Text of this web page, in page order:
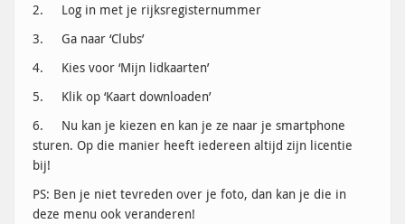
2. Log in met je rijksregisternummer
3. Ga naar ‘Clubs’
4. Kies voor ‘Mijn lidkaarten’
5. Klik op ‘Kaart downloaden’
6. Nu kan je kiezen en kan je ze naar je smartphone
sturen. Op die manier heeft iedereen altijd zijn licentie
bij!
PS: Ben je niet tevreden over je foto, dan kan je die in
deze menu ook veranderen!